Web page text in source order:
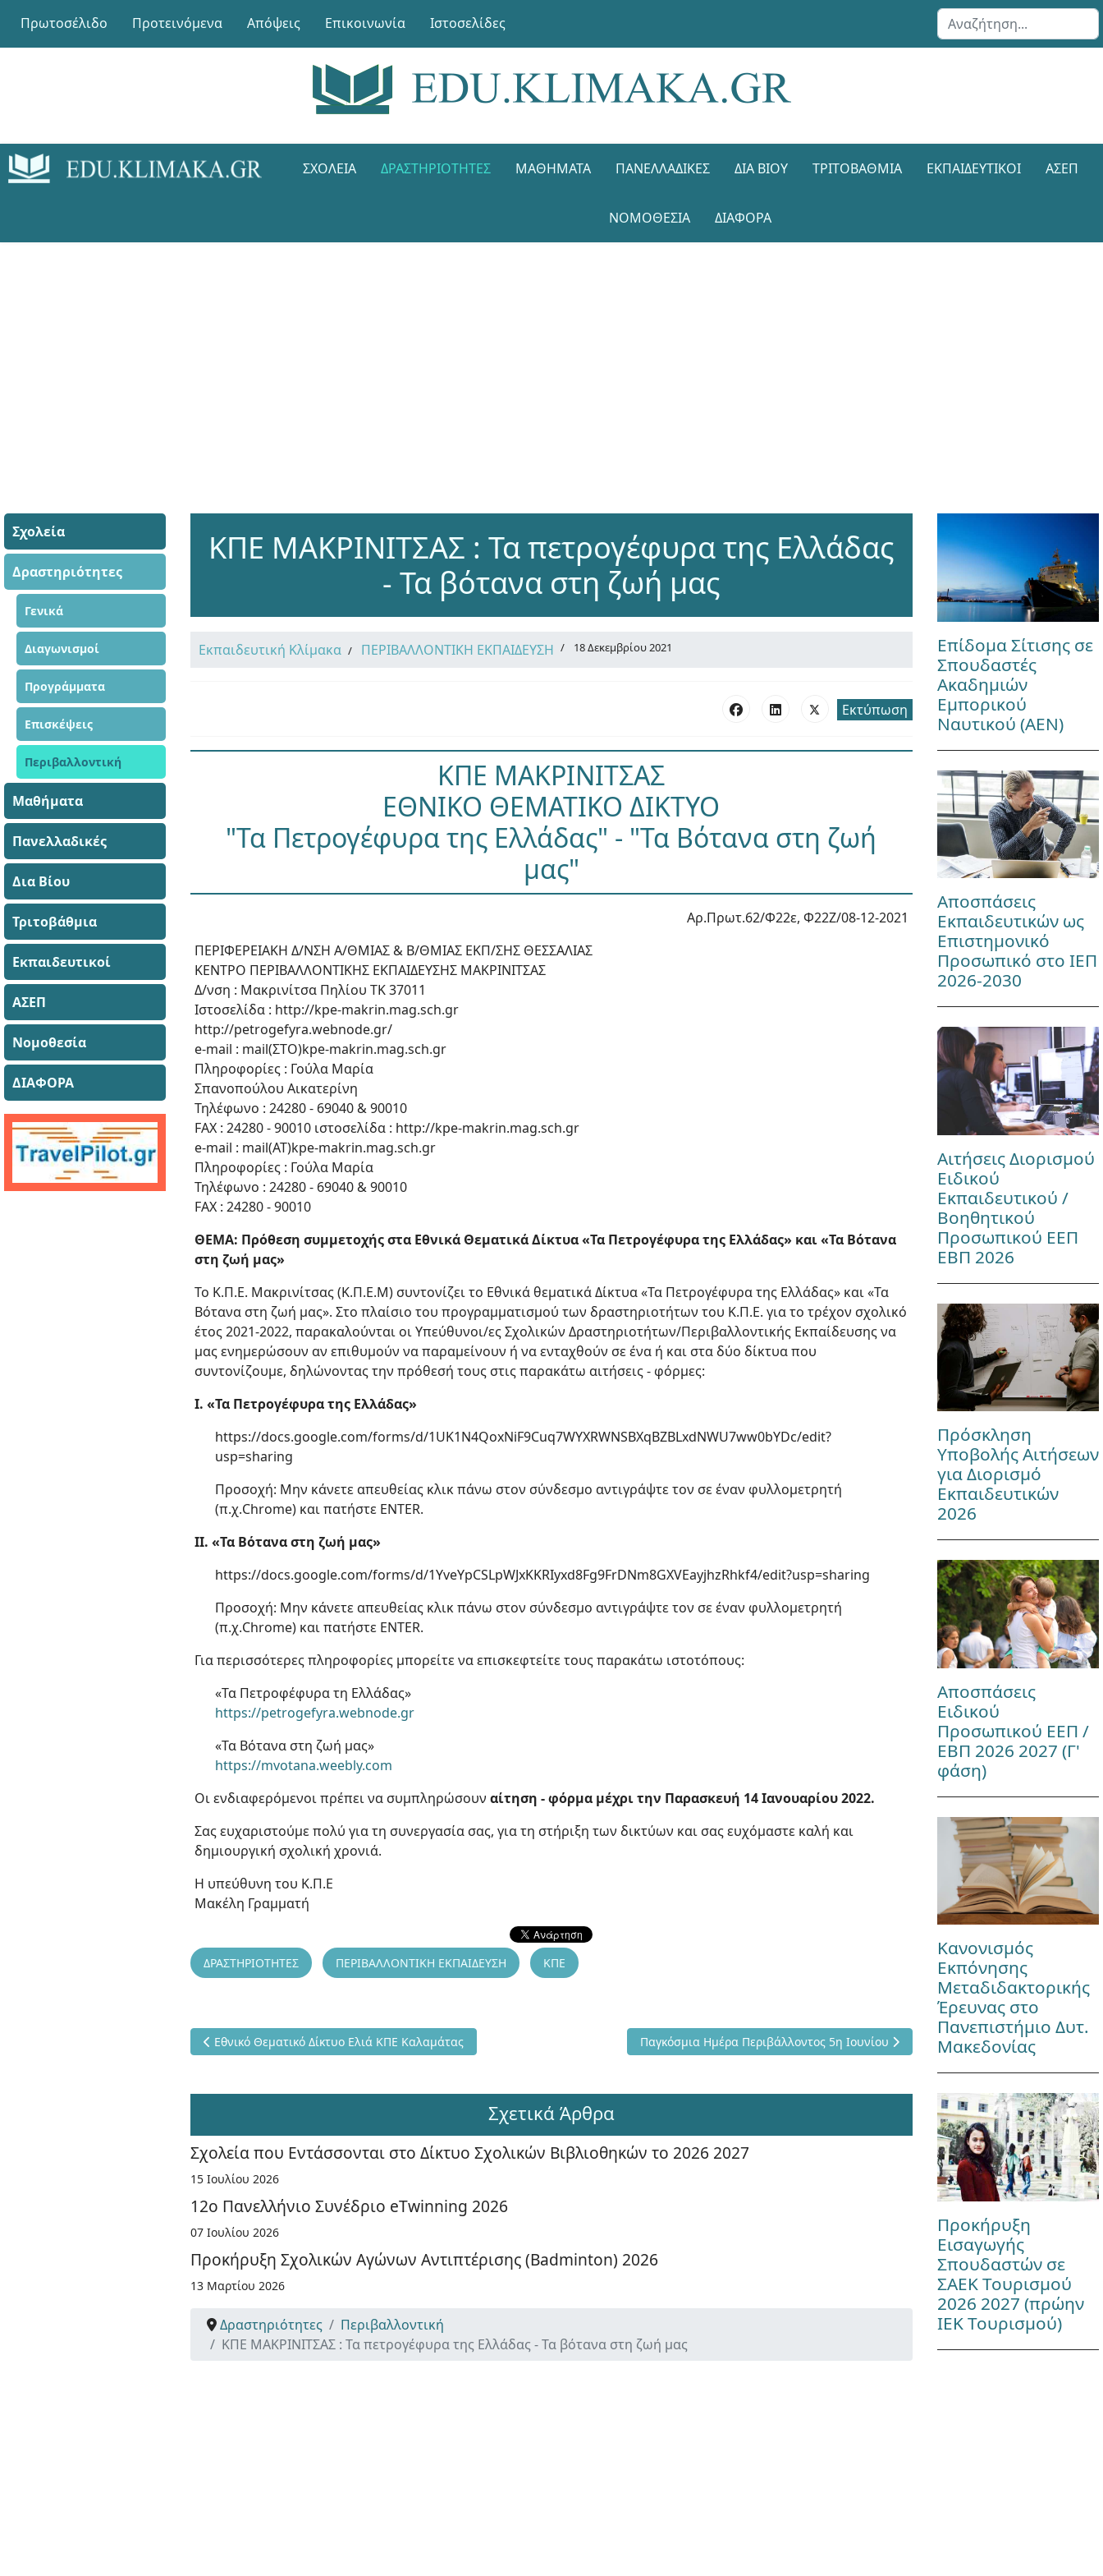
Πρωτοσέλιδο Προτεινόμενα Απόψεις Επικοινωνία Ιστοσελίδες Αναζήτηση...
ΣΧΟΛΕΊΑ ΔΡΑΣΤΗΡΙΌΤΗΤΕΣ ΜΑΘΉΜΑΤΑ ΠΑΝΕΛΛΑΔΙΚΈΣ ΔΙΑ ΒΊΟΥ ΤΡΙΤΟΒΆΘΜΙΑ ΕΚΠΑΙΔΕΥΤΙΚΟΊ ΑΣΕΠ
ΝΟΜΟΘΕΣΊΑ ΔΙΑΦΟΡΑ
Σχολεία
Δραστηριότητες
Γενικά
Διαγωνισμοί
Προγράμματα
Επισκέψεις
Περιβαλλοντική
Μαθήματα
Πανελλαδικές
Δια Βίου
Τριτοβάθμια
Εκπαιδευτικοί
ΑΣΕΠ
Νομοθεσία
ΔΙΑΦΟΡΑ
ΚΠΕ ΜΑΚΡΙΝΙΤΣΑΣ : Τα πετρογέφυρα της Ελλάδας
- Τα βότανα στη ζωή μας
Εκπαιδευτική Κλίμακα ΠΕΡΙΒΑΛΛΟΝΤΙΚΗ ΕΚΠΑΙΔΕΥΣΗ 18 Δεκεμβρίου 2021
Εκτύπωση
ΚΠΕ ΜΑΚΡΙΝΙΤΣΑΣ
ΕΘΝΙΚΟ ΘΕΜΑΤΙΚΟ ΔΙΚΤΥΟ
"Τα Πετρογέφυρα της Ελλάδας" - "Τα Βότανα στη ζωή
μας"
Αρ.Πρωτ.62/Φ22ε, Φ22Ζ/08-12-2021
ΠΕΡΙΦΕΡΕΙΑΚΗ Δ/ΝΣΗ Α/ΘΜΙΑΣ & Β/ΘΜΙΑΣ ΕΚΠ/ΣΗΣ ΘΕΣΣΑΛΙΑΣ
ΚΕΝΤΡΟ ΠΕΡΙΒΑΛΛΟΝΤΙΚΗΣ ΕΚΠΑΙΔΕΥΣΗΣ ΜΑΚΡΙΝΙΤΣΑΣ
Δ/νση : Μακρινίτσα Πηλίου ΤΚ 37011
Ιστοσελίδα : http://kpe-makrin.mag.sch.gr
http://petrogefyra.webnode.gr/
e-mail : mail(ΣΤΟ)kpe-makrin.mag.sch.gr
Πληροφορίες : Γούλα Μαρία
Σπανοπούλου Αικατερίνη
Τηλέφωνο : 24280 - 69040 & 90010
FAX : 24280 - 90010 ιστοσελίδα : http://kpe-makrin.mag.sch.gr
e-mail : mail(ΑΤ)kpe-makrin.mag.sch.gr
Πληροφορίες : Γούλα Μαρία
Τηλέφωνο : 24280 - 69040 & 90010
FAX : 24280 - 90010
ΘΕΜΑ: Πρόθεση συμμετοχής στα Εθνικά Θεματικά Δίκτυα «Τα Πετρογέφυρα της Ελλάδας» και «Τα Βότανα
στη ζωή μας»
Το Κ.Π.Ε. Μακρινίτσας (Κ.Π.Ε.Μ) συντονίζει το Εθνικά θεματικά Δίκτυα «Τα Πετρογέφυρα της Ελλάδας» και «Τα
Βότανα στη ζωή μας». Στο πλαίσιο του προγραμματισμού των δραστηριοτήτων του Κ.Π.Ε. για το τρέχον σχολικό
έτος 2021-2022, παρακαλούνται οι Υπεύθυνοι/ες Σχολικών Δραστηριοτήτων/Περιβαλλοντικής Εκπαίδευσης να
μας ενημερώσουν αν επιθυμούν να παραμείνουν ή να ενταχθούν σε ένα ή και στα δύο δίκτυα που
συντονίζουμε, δηλώνοντας την πρόθεσή τους στις παρακάτω αιτήσεις - φόρμες:
I. «Τα Πετρογέφυρα της Ελλάδας»
https://docs.google.com/forms/d/1UK1N4QoxNiF9Cuq7WYXRWNSBXqBZBLxdNWU7ww0bYDc/edit?
usp=sharing
Προσοχή: Μην κάνετε απευθείας κλικ πάνω στον σύνδεσμο αντιγράψτε τον σε έναν φυλλομετρητή
(π.χ.Chrome) και πατήστε ENTER.
II. «Τα Βότανα στη ζωή μας»
https://docs.google.com/forms/d/1YveYpCSLpWJxKKRIyxd8Fg9FrDNm8GXVEayjhzRhkf4/edit?usp=sharing
Προσοχή: Μην κάνετε απευθείας κλικ πάνω στον σύνδεσμο αντιγράψτε τον σε έναν φυλλομετρητή
(π.χ.Chrome) και πατήστε ENTER.
Για περισσότερες πληροφορίες μπορείτε να επισκεφτείτε τους παρακάτω ιστοτόπους:
«Τα Πετροφέφυρα τη Ελλάδας»
https://petrogefyra.webnode.gr
«Τα Βότανα στη ζωή μας»
https://mvotana.weebly.com
Οι ενδιαφερόμενοι πρέπει να συμπληρώσουν αίτηση - φόρμα μέχρι την Παρασκευή 14 Ιανουαρίου 2022.
Σας ευχαριστούμε πολύ για τη συνεργασία σας, για τη στήριξη των δικτύων και σας ευχόμαστε καλή και
δημιουργική σχολική χρονιά.
Η υπεύθυνη του Κ.Π.Ε
Μακέλη Γραμματή
ΔΡΑΣΤΗΡΙΟΤΗΤΕΣ ΠΕΡΙΒΑΛΛΟΝΤΙΚΗ ΕΚΠΑΙΔΕΥΣΗ ΚΠΕ
Προηγούμενο άρθρο: Εθνικό Θεματικό Δίκτυο Ελιά ΚΠΕ Καλαμάτας
Εθνικό Θεματικό Δίκτυο Ελιά ΚΠΕ Καλαμάτας Επόμενο άρθρο: Παγκόσμια Ημέρα Περιβάλλοντος 5η Ιουνίου
Παγκόσμια Ημέρα Περιβάλλοντος 5η Ιουνίου
Σχετικά Άρθρα
Σχολεία που Εντάσσονται στο Δίκτυο Σχολικών Βιβλιοθηκών το 2026 2027
15 Ιουλίου 2026
12ο Πανελλήνιο Συνέδριο eTwinning 2026
07 Ιουλίου 2026
Προκήρυξη Σχολικών Αγώνων Αντιπτέρισης (Badminton) 2026
13 Μαρτίου 2026
Δραστηριότητες
Περιβαλλοντική
ΚΠΕ ΜΑΚΡΙΝΙΤΣΑΣ : Τα πετρογέφυρα της Ελλάδας - Τα βότανα στη ζωή μας
Επίδομα Σίτισης σε
Σπουδαστές
Ακαδημιών
Εμπορικού
Ναυτικού (ΑΕΝ)
Αποσπάσεις
Εκπαιδευτικών ως
Επιστημονικό
Προσωπικό στο ΙΕΠ
2026-2030
Αιτήσεις Διορισμού
Ειδικού
Εκπαιδευτικού /
Βοηθητικού
Προσωπικού ΕΕΠ
ΕΒΠ 2026
Πρόσκληση
Υποβολής Αιτήσεων
για Διορισμό
Εκπαιδευτικών
2026
Αποσπάσεις
Ειδικού
Προσωπικού ΕΕΠ /
ΕΒΠ 2026 2027 (Γ'
φάση)
Κανονισμός
Εκπόνησης
Μεταδιδακτορικής
Έρευνας στο
Πανεπιστήμιο Δυτ.
Μακεδονίας
Προκήρυξη
Εισαγωγής
Σπουδαστών σε
ΣΑΕΚ Τουρισμού
2026 2027 (πρώην
ΙΕΚ Τουρισμού)